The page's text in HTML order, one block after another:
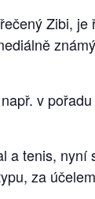
Zibi,
v
a tenis,
za